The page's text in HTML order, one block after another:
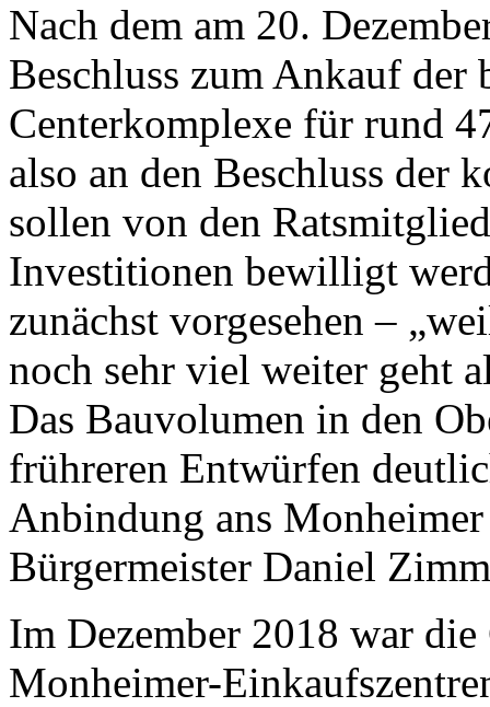
Nach dem am 20.
Beschluss zum Ankauf der
Centerkomplexe für rund
also an den Beschluss der
sollen von den
Investitionen bewilligt
zunächst vorgesehen –
noch sehr viel weiter geht
Das Bauvolumen in den
frühreren Entwürfen
Anbindung ans
Bürgermeister Daniel
Im Dezember 2018 war
Monheimer-